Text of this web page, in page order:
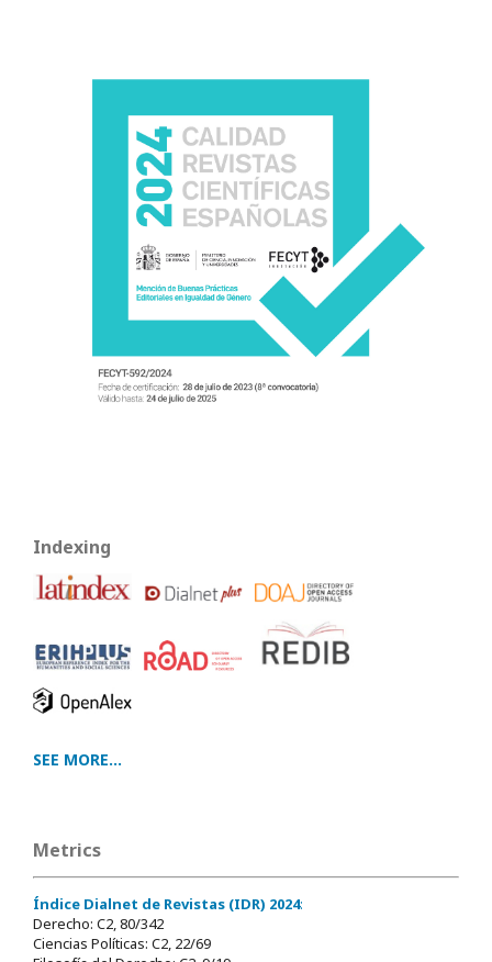
Indexing
SEE MORE...
Metrics
Índice Dialnet de Revistas (IDR) 2024:
Derecho: C2, 80/342
Ciencias Políticas: C2, 22/69